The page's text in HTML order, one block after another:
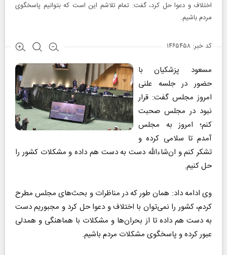
اختلاف و دعوا حل کرد، گفت: تمام تلاشم این است که بتوانیم پاسخگوی
مردم باشیم.
کد خبر: ۱۴۶۵۴۵۸
مسعود پزشکیان با
حضور در جلسه علنی
امروز مجلس گفت: قرار
نبود در مجلس صحبت
کنم؛ امروز به مجلس
آمدم تا سلامی کرده و
تشکر کنم و ان‌شاءالله دست به دست هم داده و مشکلات کشور را
حل کنیم.
وی ادامه داد: همان طور که در مناظرات و بحث‌های مجلس مطرح
کردم، کشور را نمی‌توان با اختلاف و دعوا حل کرد و مجبوریم دست
به دست هم داده تا از بحران‌ها و مشکلات با هماهنگی و همدلی
عبور کرده و پاسخگوی مشکلات مردم باشیم.